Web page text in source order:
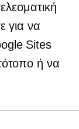
για να
Sites
ή να